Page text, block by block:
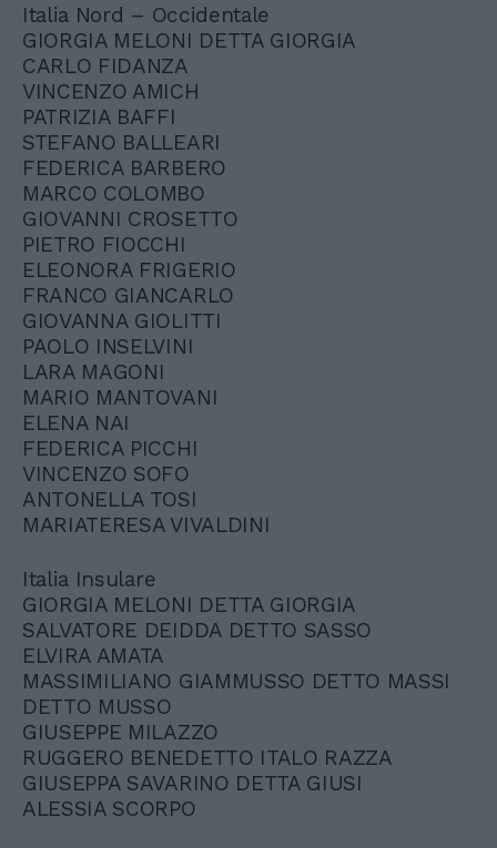
Italia Nord – Occidentale
GIORGIA MELONI DETTA GIORGIA
CARLO FIDANZA
VINCENZO AMICH
PATRIZIA BAFFI
STEFANO BALLEARI
FEDERICA BARBERO
MARCO COLOMBO
GIOVANNI CROSETTO
PIETRO FIOCCHI
ELEONORA FRIGERIO
FRANCO GIANCARLO
GIOVANNA GIOLITTI
PAOLO INSELVINI
LARA MAGONI
MARIO MANTOVANI
ELENA NAI
FEDERICA PICCHI
VINCENZO SOFO
ANTONELLA TOSI
MARIATERESA VIVALDINI
Italia Insulare
GIORGIA MELONI DETTA GIORGIA
SALVATORE DEIDDA DETTO SASSO
ELVIRA AMATA
MASSIMILIANO GIAMMUSSO DETTO MASSI
DETTO MUSSO
GIUSEPPE MILAZZO
RUGGERO BENEDETTO ITALO RAZZA
GIUSEPPA SAVARINO DETTA GIUSI
ALESSIA SCORPO